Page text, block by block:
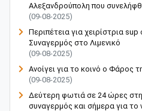
Αλεξανδρούπολη που
(09-08-2025)
Περιπέτεια για χειρίστρια
Συναγερμός στο Λιμενικό
(09-08-2025)
Ανοίγει για το κοινό ο Φάρος
(09-08-2025)
Δεύτερη φωτιά σε 24 ώρες
συναγερμός και σήμερα για το